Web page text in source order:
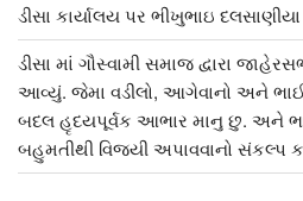
ડીસા કાર્યાલય પર ભીખુભાઇ
ડીસા માં ગૌસ્વામી સમાજ દ્વારા
આવ્યું. જેમા વડીલો, આગેવાનો અને
બદલ હૃદયપૂર્વક આભાર માનુ છુ. અને
બહુમતીથી વિજયી અપાવવાનો સંકલ્પ